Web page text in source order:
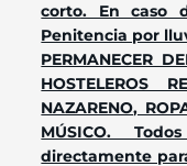
corto. En caso
Penitencia por
PERMANECER
HOSTELEROS
NAZARENO,
MÚSICO.
directamente